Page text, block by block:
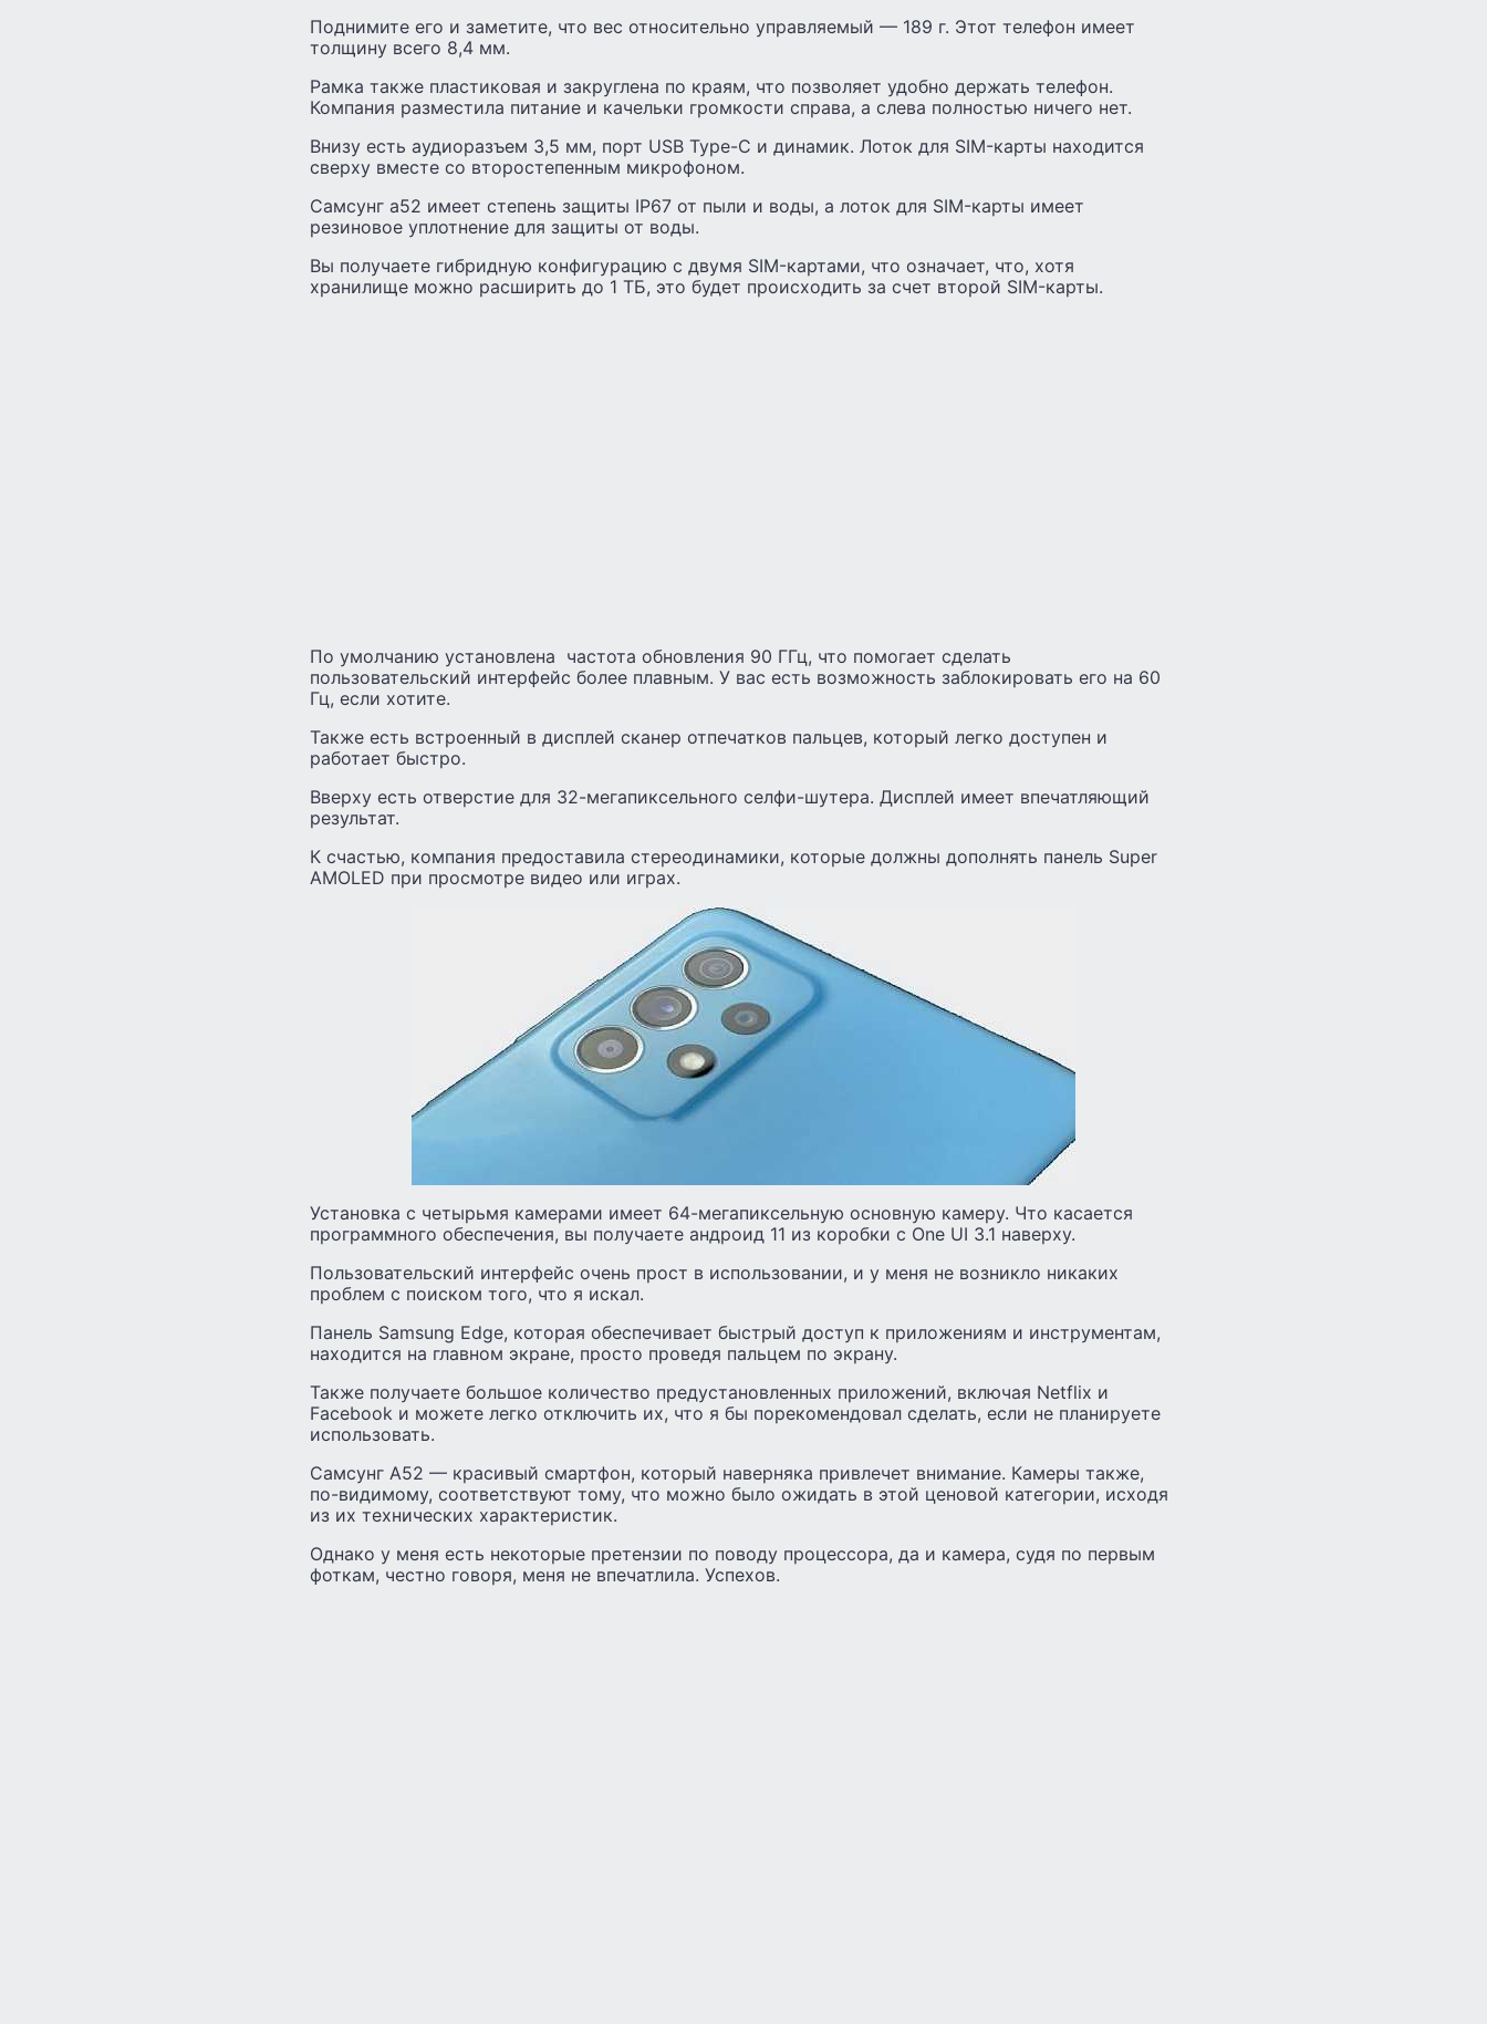
Поднимите его и заметите, что вес относительно управляемый — 189 г. Этот телефон имеет
толщину всего 8,4 мм.
Рамка также пластиковая и закруглена по краям, что позволяет удобно держать телефон.
Компания разместила питание и качельки громкости справа, а слева полностью ничего нет.
Внизу есть аудиоразъем 3,5 мм, порт USB Type-C и динамик. Лоток для SIM-карты находится
сверху вместе со второстепенным микрофоном.
Самсунг а52 имеет степень защиты IP67 от пыли и воды, а лоток для SIM-карты имеет
резиновое уплотнение для защиты от воды.
Вы получаете гибридную конфигурацию с двумя SIM-картами, что означает, что, хотя
хранилище можно расширить до 1 ТБ, это будет происходить за счет второй SIM-карты.
По умолчанию установлена ​ частота обновления 90 ГГц, что помогает сделать
пользовательский интерфейс более плавным. У вас есть возможность заблокировать его на 60
Гц, если хотите.
Также есть встроенный в дисплей сканер отпечатков пальцев, который легко доступен и
работает быстро.
Вверху есть отверстие для 32-мегапиксельного селфи-шутера. Дисплей имеет впечатляющий
результат.
К счастью, компания предоставила стереодинамики, которые должны дополнять панель Super
AMOLED при просмотре видео или играх.
Установка с четырьмя камерами имеет 64-мегапиксельную основную камеру. Что касается
программного обеспечения, вы получаете андроид 11 из коробки с One UI 3.1 наверху.
Пользовательский интерфейс очень прост в использовании, и у меня не возникло никаких
проблем с поиском того, что я искал.
Панель Samsung Edge, которая обеспечивает быстрый доступ к приложениям и инструментам,
находится на главном экране, просто проведя пальцем по экрану.
Также получаете большое количество предустановленных приложений, включая Netflix и
Facebook и можете легко отключить их, что я бы порекомендовал сделать, если не планируете
использовать.
Самсунг А52 — красивый смартфон, который наверняка привлечет внимание. Камеры также,
по-видимому, соответствуют тому, что можно было ожидать в этой ценовой категории, исходя
из их технических характеристик.
Однако у меня есть некоторые претензии по поводу процессора, да и камера, судя по первым
фоткам, честно говоря, меня не впечатлила. Успехов.